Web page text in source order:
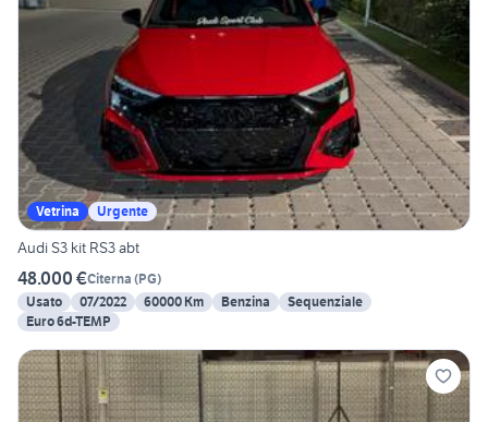
Vetrina Urgente
Audi S3 kit RS3 abt
48.000 €Citerna (PG)
Usato
07/2022 60000 Km Benzina
Sequenziale
Euro 6d-TEMP